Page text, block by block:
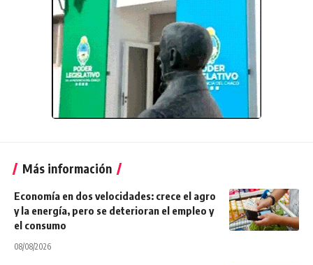
Más información
Economía en dos velocidades: crece el agro
y la energía, pero se deterioran el empleo y
el consumo
08/08/2026